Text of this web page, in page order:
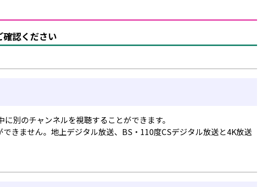
認ください
別のチャンネルを視聴することができます。
きません。地上デジタル放送、BS・110度CSデジタル放送と4K放送